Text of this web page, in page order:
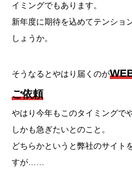
イミングでもあります。
新年度に期待を込めてテンショ
しょうか。
そうなるとやはり届くのが
ご依頼
やはり今年もこのタイミングで
しかも急ぎたいとのこと。
どちらかというと弊社のサイト
すが……